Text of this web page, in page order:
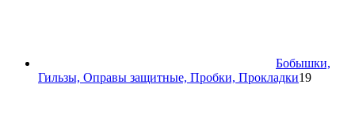
Бобышки,
Гильзы, Оправы защитные, Пробки, Прокладки1919